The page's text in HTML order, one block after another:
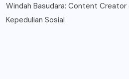
Windah Basudara: Content
Kepedulian Sosial